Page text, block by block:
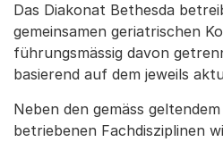
Das Diakonat Bethesda
gemeinsamen geriatrischen
führungsmässig davon
basierend auf dem jeweils
Neben den gemäss
betriebenen Fachdisziplinen